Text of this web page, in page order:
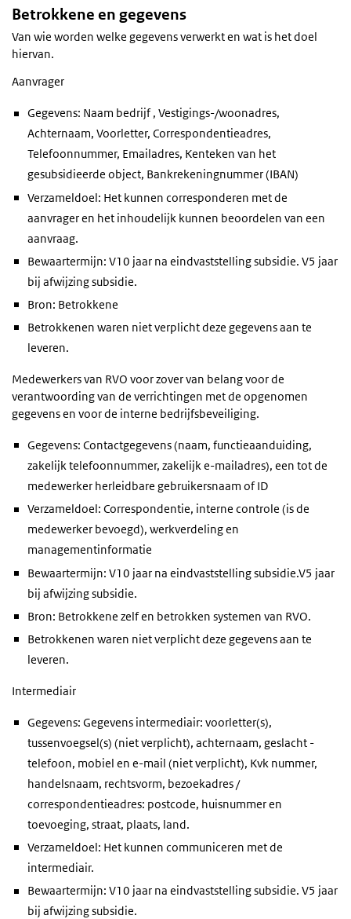
Betrokkene en gegevens
Van wie worden welke gegevens verwerkt en wat is het doel
hiervan.
Aanvrager
Gegevens: Naam bedrijf , Vestigings-/woonadres,
Achternaam, Voorletter, Correspondentieadres,
Telefoonnummer, Emailadres, Kenteken van het
gesubsidieerde object, Bankrekeningnummer (IBAN)
Verzameldoel: Het kunnen corresponderen met de
aanvrager en het inhoudelijk kunnen beoordelen van een
aanvraag.
Bewaartermijn: V10 jaar na eindvaststelling subsidie. V5 jaar
bij afwijzing subsidie.
Bron: Betrokkene
Betrokkenen waren niet verplicht deze gegevens aan te
leveren.
Medewerkers van RVO voor zover van belang voor de
verantwoording van de verrichtingen met de opgenomen
gegevens en voor de interne bedrijfsbeveiliging.
Gegevens: Contactgegevens (naam, functieaanduiding,
zakelijk telefoonnummer, zakelijk e-mailadres), een tot de
medewerker herleidbare gebruikersnaam of ID
Verzameldoel: Correspondentie, interne controle (is de
medewerker bevoegd), werkverdeling en
managementinformatie
Bewaartermijn: V10 jaar na eindvaststelling subsidie.V5 jaar
bij afwijzing subsidie.
Bron: Betrokkene zelf en betrokken systemen van RVO.
Betrokkenen waren niet verplicht deze gegevens aan te
leveren.
Intermediair
Gegevens: Gegevens intermediair: voorletter(s),
tussenvoegsel(s) (niet verplicht), achternaam, geslacht -
telefoon, mobiel en e-mail (niet verplicht), Kvk nummer,
handelsnaam, rechtsvorm, bezoekadres /
correspondentieadres: postcode, huisnummer en
toevoeging, straat, plaats, land.
Verzameldoel: Het kunnen communiceren met de
intermediair.
Bewaartermijn: V10 jaar na eindvaststelling subsidie. V5 jaar
bij afwijzing subsidie.